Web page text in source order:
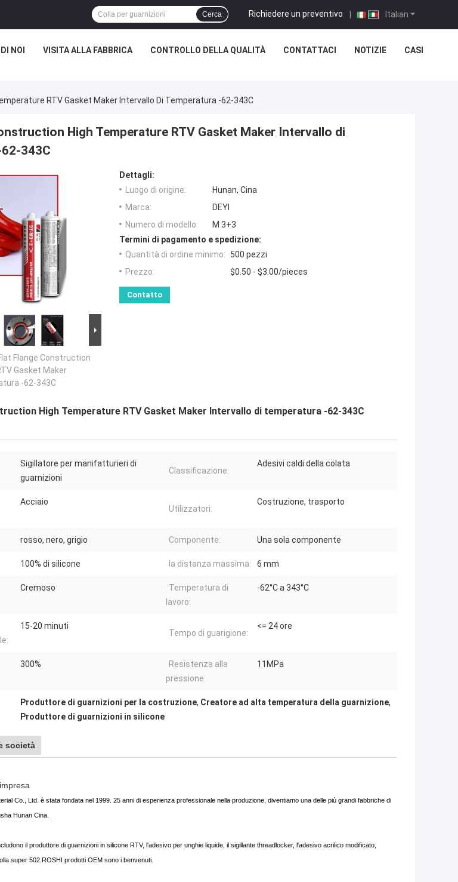
Italian
Richiedere un preventivo |
Cerca
NOI VISITA ALLA FABBRICA CONTROLLO DELLA QUALITÀ CONTATTACI NOTIZIE CASI
RTV Gasket Maker Intervallo Di Temperatura -62-343C
High Temperature RTV Gasket Maker Intervallo di
343C
Flange Construction
Gasket Maker
-62-343C
Dettagli:
Luogo di origine:
Hunan, Cina
Marca:
DEYI
Numero di modello:
M 3+3
Termini di pagamento e spedizione:
Quantità di ordine minimo:
500 pezzi
Prezzo:
$0.50 - $3.00/pieces
Contatto
High Temperature RTV Gasket Maker Intervallo di temperatura -62-343C
Sigillatore per manifatturieri di
guarnizioni
Classificazione:
Adesivi caldi della colata
Acciaio
Utilizzatori:
Costruzione, trasporto
rosso, nero, grigio Componente: Una sola componente
100% di silicone la distanza massima: 6 mm
Cremoso
Temperatura di
lavoro:
-62°C a 343°C
15-20 minuti
Tempo di guarigione:
<= 24 ore
300%
Resistenza alla
pressione:
11MPa
Produttore di guarnizioni per la costruzione, Creatore ad alta temperatura della guarnizione,
Produttore di guarnizioni in silicone
società
Co., Ltd. è stata fondata nel 1999. 25 anni di esperienza professionale nella produzione, diventiamo una delle più grandi fabbriche di
Hunan Cina.
il produttore di guarnizioni in silicone RTV, l'adesivo per unghie liquide, il sigillante threadlocker, l'adesivo acrilico modificato,
super 502.ROSHI prodotti OEM sono i benvenuti.